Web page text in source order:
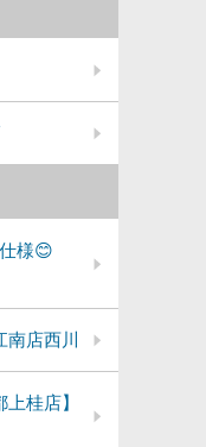
様😊
店西川
桂店】